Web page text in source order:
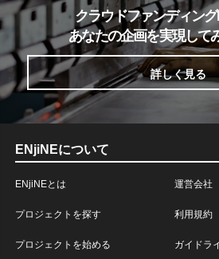
クラウドファンディング
あなたの企画を実現して
詳しく見る
ENjiNEについて
ENjiNEとは
プロジェクトを探す
プロジェクトを始める
運営会社
利用規約
ガイドラ